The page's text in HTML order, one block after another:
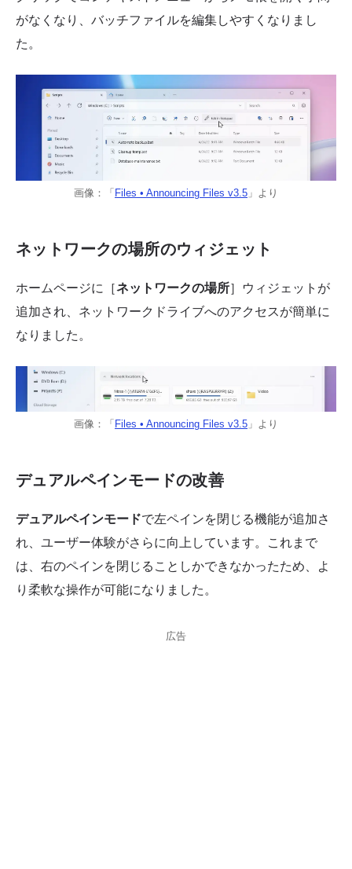
がなくなり、バッチファイルを編集しやすくなりまし
た。
画像：「Files • Announcing Files v3.5 」より
ネットワークの場所のウィジェット
ホームページに［ネットワークの場所］ウィジェットが
追加され、ネットワークドライブへのアクセスが簡単に
なりました。
画像：「 Files • Announcing Files v3.5 」より
デュアルペインモードの改善
デュアルペインモードで左ペインを閉じる機能が追加さ
れ、ユーザー体験がさらに向上しています。これまで
は、右のペインを閉じることしかできなかったため、よ
り柔軟な操作が可能になりました。
広告